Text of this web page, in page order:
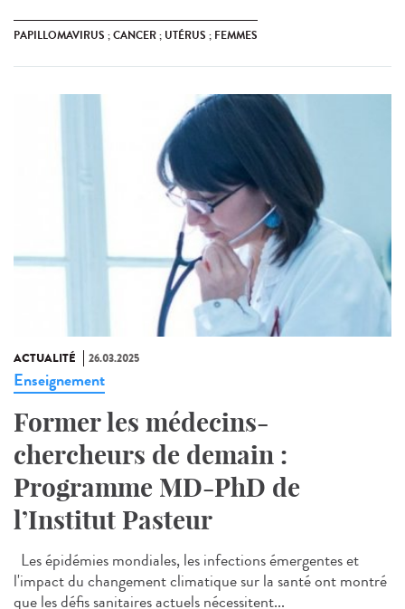
PAPILLOMAVIRUS ; CANCER ; UTÉRUS ; FEMMES
ACTUALITÉ 26.03.2025
Enseignement
Former les médecins-
chercheurs de demain :
Programme MD-PhD de
l’Institut Pasteur
Les épidémies mondiales, les infections émergentes et
l'impact du changement climatique sur la santé ont montré
que les défis sanitaires actuels nécessitent...